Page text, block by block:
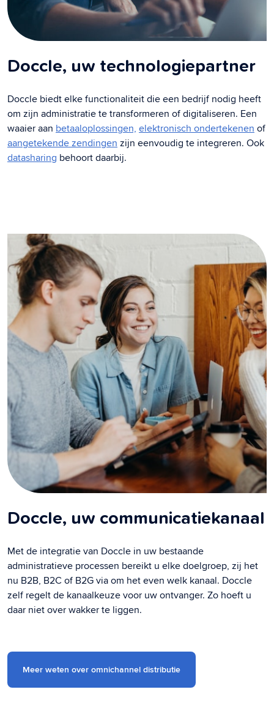
Doccle, uw technologiepartner
Doccle biedt elke functionaliteit die een bedrijf nodig heeft
om zijn administratie te transformeren of digitaliseren. Een
waaier aan betaaloplossingen, elektronisch ondertekenen of
aangetekende zendingen zijn eenvoudig te integreren. Ook
datasharing behoort daarbij.
Doccle, uw communicatiekanaal
Met de integratie van Doccle in uw bestaande
administratieve processen bereikt u elke doelgroep, zij het
nu B2B, B2C of B2G via om het even welk kanaal. Doccle
zelf regelt de kanaalkeuze voor uw ontvanger. Zo hoeft u
daar niet over wakker te liggen.
Meer weten over omnichannel distributie